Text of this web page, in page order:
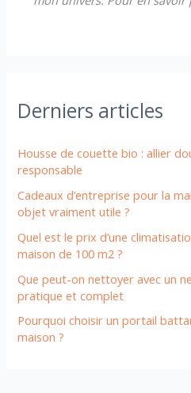
Derniers articles
Housse de couette bio : allier
responsable
Cadeaux d’entreprise pour la
objet vraiment utile ?
Quel est le prix d’une
maison de 100 m2 ?
Que peut-on nettoyer avec un
pratique et complet
Pourquoi choisir un portail
maison ?